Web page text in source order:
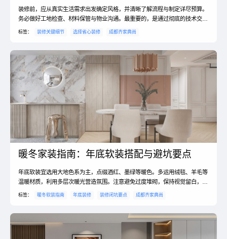
装修前，应从真实生活需求出发确定风格，并清晰了解流程与制定详尽预算。
务必做好工地检查、材料保管与物业沟通。最重要的，是通过彻底的技术交
底，将一切设计细节落地确认，这是顺利开工的基石。
标签： 装修关键细节 选择省心装修 成都齐家典尚
暖冬家装指南：年底软装搭配与避坑要点
年底软装宜选用大地色系为主，点缀酒红、墨绿等暖色。多运用绒毯、羊毛等
温暖材质，利用多层次暖光营造氛围。注意避免过度堆砌，保持视觉留白，让
家温馨应景又不失清爽。
标签： 暖冬软装指南 年底装修 装修闭坑要点 成都齐家典尚